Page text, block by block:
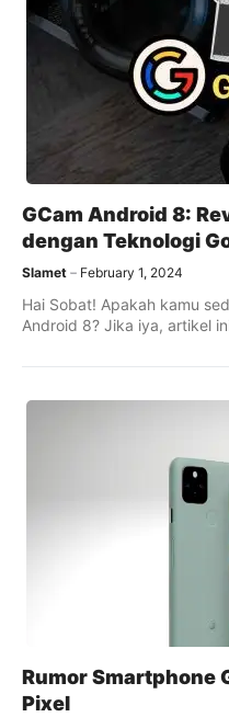
GCam Android 8:
dengan Teknologi
Slamet February 1, 2024
Hai Sobat! Apakah kamu
Android 8? Jika iya, artikel
Rumor Smartphone
Pixel